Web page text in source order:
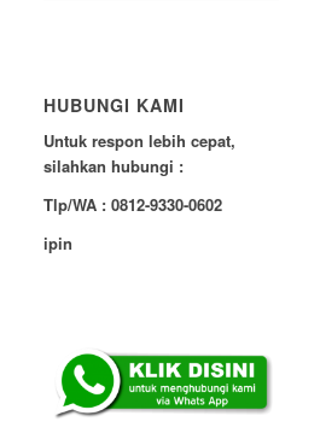
HUBUNGI KAMI
Untuk respon lebih cepat,
silahkan hubungi :
Tlp/WA : 0812-9330-0602
ipin